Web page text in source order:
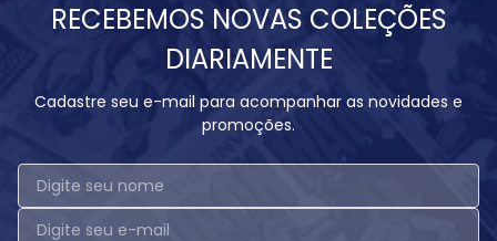
RECEBEMOS NOVAS COLEÇÕES
DIARIAMENTE
Cadastre seu e-mail para acompanhar as novidades e
promoções.